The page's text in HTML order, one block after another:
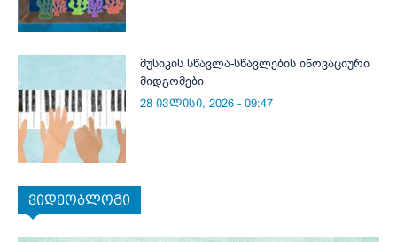
მუსიკის სწავლა-სწავლების ინოვაციური
მიდგომები
28 ივლისი, 2026 - 09:47
ვიდეობლოგი